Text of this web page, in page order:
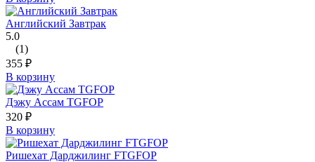
Английский Завтрак
5.0
(1)
355 ₽
В корзину
Дэжу Ассам TGFOP
320 ₽
В корзину
Ришехат Дарджилинг FTGFOP